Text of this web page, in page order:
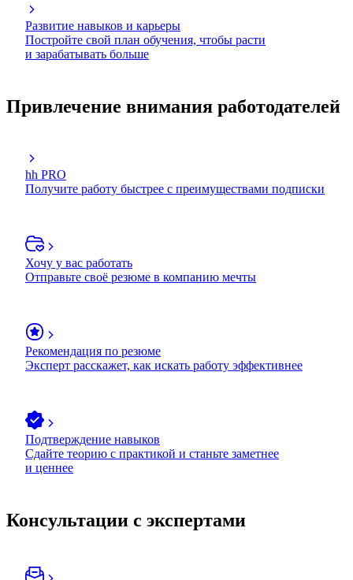
Развитие навыков и карьеры
Постройте свой план обучения, чтобы расти
и зарабатывать больше
Привлечение внимания работодателей
hh PRO
Получите работу быстрее с преимуществами подписки
Хочу у вас работать
Отправьте своё резюме в компанию мечты
Рекомендация по резюме
Эксперт расскажет, как искать работу эффективнее
Подтверждение навыков
Сдайте теорию с практикой и станьте заметнее
и ценнее
Консультации с экспертами